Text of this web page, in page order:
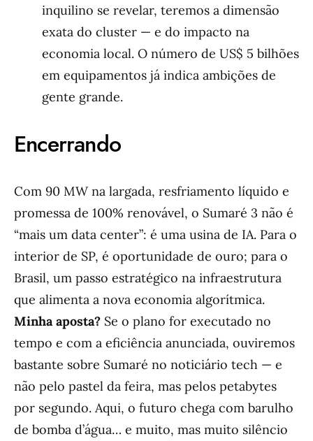
inquilino se revelar, teremos a dimensão
exata do cluster — e do impacto na
economia local. O número de US$ 5 bilhões
em equipamentos já indica ambições de
gente grande.
Encerrando
Com 90 MW na largada, resfriamento líquido e
promessa de 100% renovável, o Sumaré 3 não é
“mais um data center”: é uma usina de IA. Para o
interior de SP, é oportunidade de ouro; para o
Brasil, um passo estratégico na infraestrutura
que alimenta a nova economia algorítmica.
Minha aposta? Se o plano for executado no
tempo e com a eficiência anunciada, ouviremos
bastante sobre Sumaré no noticiário tech — e
não pelo pastel da feira, mas pelos petabytes
por segundo. Aqui, o futuro chega com barulho
de bomba d’água… e muito, mas muito silêncio